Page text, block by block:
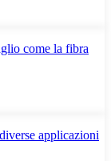
come la fibra
applicazioni